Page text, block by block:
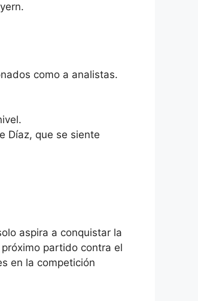
como a analistas.
Díaz, que se siente
aspira a conquistar la
partido contra el
en la competición